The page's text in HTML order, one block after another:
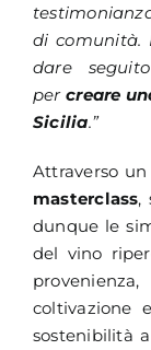
di
dare
percreare
Sicilia.”
Attraverso
masterclass,
dunque le
del vino
coltivazione
sostenibilità